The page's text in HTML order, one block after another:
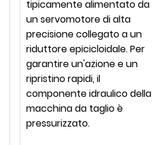
tipicamente alimentato da
un servomotore di alta
precisione collegato a un
riduttore epicicloidale. Per
garantire un'azione e un
ripristino rapidi, il
componente idraulico della
macchina da taglio è
pressurizzato.